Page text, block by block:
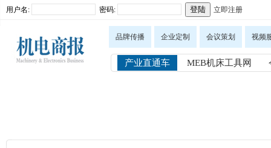
用户名: 密码: 立即注册
品牌传播 企业定制 会议策划 视频
产业直通车 MEB机床工具网